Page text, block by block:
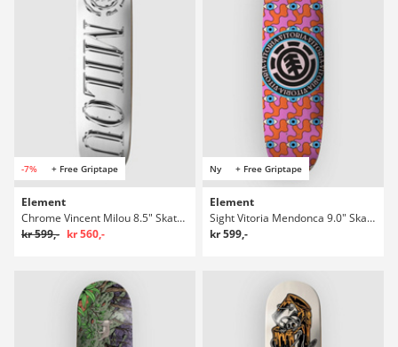
-7% + Free Griptape
Element
Chrome Vincent Milou 8.5" Skateboard deck
kr 599,- kr 560,-
Ny + Free Griptape
Element
Sight Vitoria Mendonca 9.0" Skateboard deck
kr 599,-